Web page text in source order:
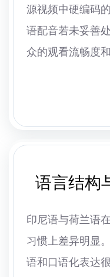
源视频中硬编码
语配音若未妥善
众的观看流畅度和
语言结构
印尼语与荷兰语
习惯上差异明显
语和口语化表达